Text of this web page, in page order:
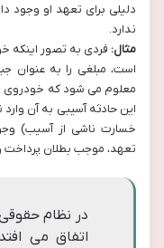
دلیلی برای تعهد او وجود
ندارد.
مثال: فردی به تصور اینکه
است، مبلغی را به عنوان
معلوم می شود که خودروی
این حادثه آسیبی به آن
خسارت ناشی از آسیب)
تعهد، موجب بطلان
در نظام حقوقی
اتفاق می